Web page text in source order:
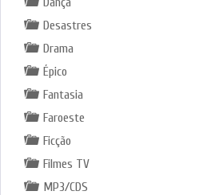
Desastres
Drama
Épico
Fantasia
Faroeste
Ficção
Filmes TV
MP3/CDS